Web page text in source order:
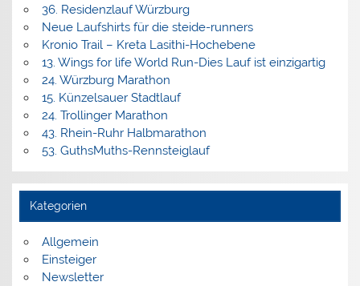
36. Residenzlauf Würzburg
Neue Laufshirts für die steide-runners
Kronio Trail – Kreta Lasithi-Hochebene
13. Wings for life World Run-Dies Lauf ist einzigartig
24. Würzburg Marathon
15. Künzelsauer Stadtlauf
24. Trollinger Marathon
43. Rhein-Ruhr Halbmarathon
53. GuthsMuths-Rennsteiglauf
Kategorien
Allgemein
Einsteiger
Newsletter